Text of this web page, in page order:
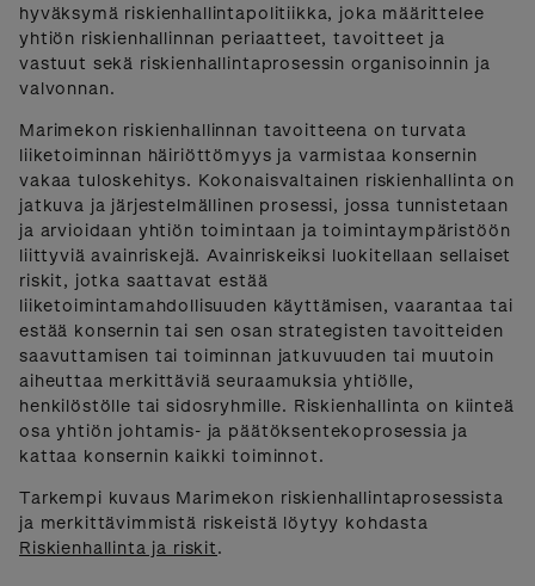
hyväksymä riskienhallintapolitiikka, joka määrittelee
yhtiön riskienhallinnan periaatteet, tavoitteet ja
vastuut sekä riskienhallintaprosessin organisoinnin ja
valvonnan.
Marimekon riskienhallinnan tavoitteena on turvata
liiketoiminnan häiriöttömyys ja varmistaa konsernin
vakaa tuloskehitys. Kokonaisvaltainen riskienhallinta on
jatkuva ja järjestelmällinen prosessi, jossa tunnistetaan
ja arvioidaan yhtiön toimintaan ja toimintaympäristöön
liittyviä avainriskejä. Avainriskeiksi luokitellaan sellaiset
riskit, jotka saattavat estää
liiketoimintamahdollisuuden käyttämisen, vaarantaa tai
estää konsernin tai sen osan strategisten tavoitteiden
saavuttamisen tai toiminnan jatkuvuuden tai muutoin
aiheuttaa merkittäviä seuraamuksia yhtiölle,
henkilöstölle tai sidosryhmille. Riskienhallinta on kiinteä
osa yhtiön johtamis- ja päätöksentekoprosessia ja
kattaa konsernin kaikki toiminnot.
Tarkempi kuvaus Marimekon riskienhallintaprosessista
ja merkittävimmistä riskeistä löytyy kohdasta
Riskienhallinta ja riskit.